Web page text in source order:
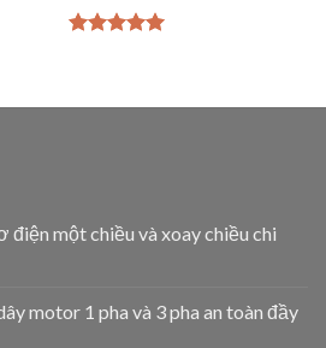
điện một chiều và xoay chiều chi
motor 1 pha và 3 pha an toàn đầy